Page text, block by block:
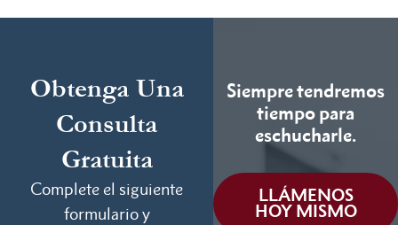
Obtenga Una
Consulta
Gratuita
Complete el siguiente
formulario y
Siempre tendremos
tiempo para
eschucharle.
LLÁMENOS
HOY MISMO